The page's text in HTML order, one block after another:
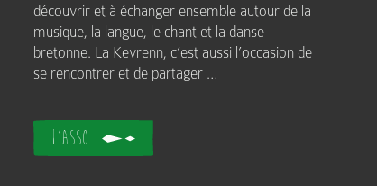
découvrir et à échanger ensemble autour de la
musique, la langue, le chant et la danse
bretonne. La Kevrenn, c’est aussi l’occasion de
se rencontrer et de partager …
L'asso